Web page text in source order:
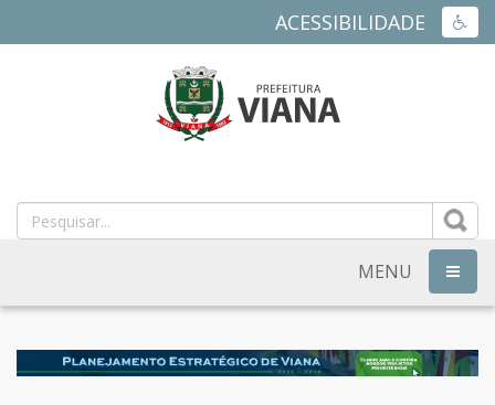
ACESSIBILIDADE
MUNICIPAL
DE
VIANA
ES
MENU